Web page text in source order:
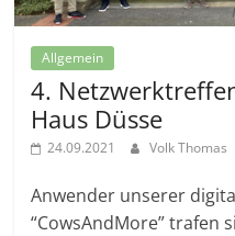
Allgemein
4.
Haus Düsse
24.09.2021 Volk Thomas
Anwender unserer
“CowsAndMore” trafen